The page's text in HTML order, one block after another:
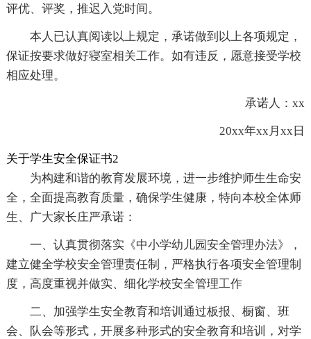
评优、评奖，推迟入党时间。
本人已认真阅读以上规定，承诺做到以上各项规定，
保证按要求做好寝室相关工作。如有违反，愿意接受学校
相应处理。
承诺人：xx
20xx年xx月xx日
关于学生安全保证书2
为构建和谐的教育发展环境，进一步维护师生生命安
全，全面提高教育质量，确保学生健康，特向本校全体师
生、广大家长庄严承诺：
一、认真贯彻落实《中小学幼儿园安全管理办法》，
建立健全学校安全管理责任制，严格执行各项安全管理制
度，高度重视并做实、细化学校安全管理工作
二、加强学生安全教育和培训通过板报、橱窗、班
会、队会等形式，开展多种形式的安全教育和培训，对学